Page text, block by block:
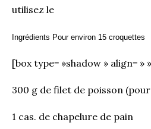
utilisez le
Ingrédients Pour environ 15 croquettes
[box type= »shadow » align= »
300 g de filet de poisson
1 cas. de chapelure de pain